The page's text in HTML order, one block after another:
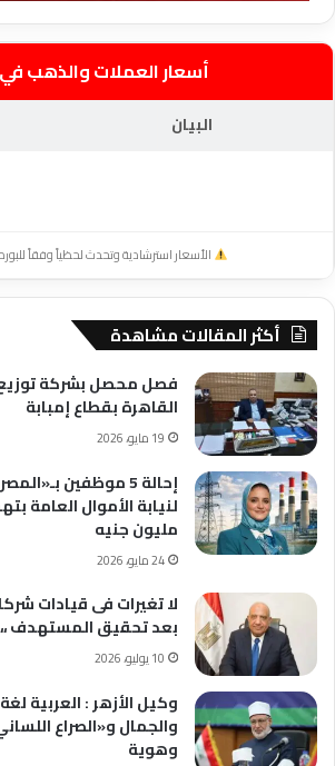
أسعار العملات والذهب
البيان
الأسعار استرشادية وتحدث لحظياً وفقاً
أكثر المقالات مشاهدة
فصل محصل بشركة
القاهرة بقطاع إمبابة
19 مايو، 2026
إحالة 5 موظفين
مليون جنيه
24 مايو، 2026
لا تغيرات فى قيادات
بعد تحقيق المستهدف
10 يوليو، 2026
وكيل الأزهر : العربية
والجمال و«الصراع
وهوية